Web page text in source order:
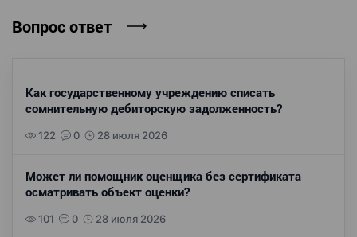
Вопрос ответ
Как государственному учреждению списать
сомнительную дебиторскую задолженность?
122 0 28 июля 2026
Может ли помощник оценщика без сертификата
осматривать объект оценки?
101 0 28 июля 2026